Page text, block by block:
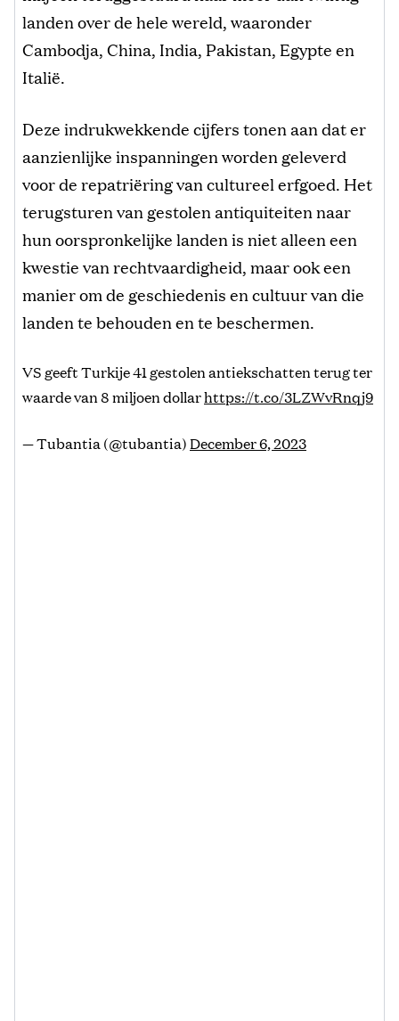
landen over de hele wereld, waaronder
Cambodja, China, India, Pakistan, Egypte en
Italië.
Deze indrukwekkende cijfers tonen aan dat er
aanzienlijke inspanningen worden geleverd
voor de repatriëring van cultureel erfgoed. Het
terugsturen van gestolen antiquiteiten naar
hun oorspronkelijke landen is niet alleen een
kwestie van rechtvaardigheid, maar ook een
manier om de geschiedenis en cultuur van die
landen te behouden en te beschermen.
VS geeft Turkije 41 gestolen antiekschatten terug ter
waarde van 8 miljoen dollarhttps://t.co/3LZWvRnqj9
— Tubantia (@tubantia)December 6, 2023